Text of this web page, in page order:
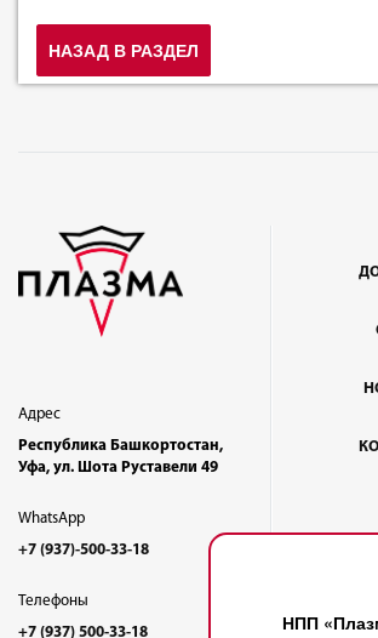
НПП
НАЗАД В РАЗДЕЛ
Адрес
Республика Башкортостан,
Уфа, ул. Шота Руставели 49
WhatsApp
+7 (937)-500-33-18
Телефоны
+7 (937) 500-33-18